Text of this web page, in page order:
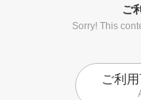
ご
Sorry! This
ご利